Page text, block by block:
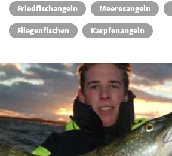
Friedfischangeln Meeresangeln
Fliegenfischen Karpfenangeln